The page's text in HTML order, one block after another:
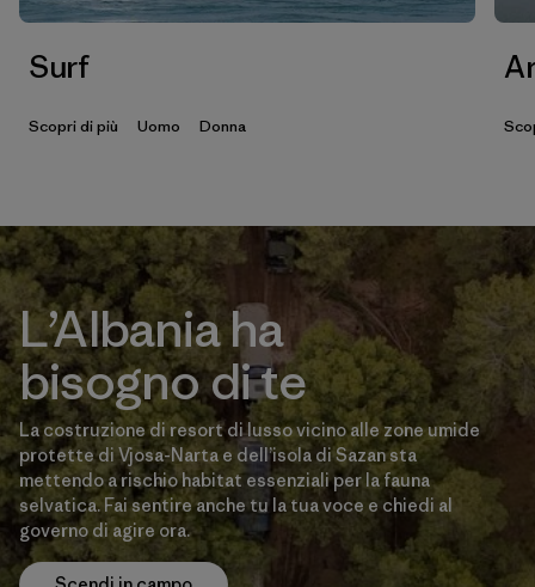
Surf
Scopri di più Uomo Donna
L’Albania ha
bisogno di te
La costruzione di resort di lusso vicino alle zone umide
protette di Vjosa-Narta e dell’isola di Sazan sta
mettendo a rischio habitat essenziali per la fauna
selvatica. Fai sentire anche tu la tua voce e chiedi al
governo di agire ora.